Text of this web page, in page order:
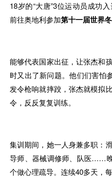
18岁的“大唐”3位运动员成功
前往奥地利参加第十一届世界
能够代表国家出征，让张杰和
时又出了新问题。他们们害怕
发令枪响就摔跤，张杰就模拟
令，反反复复训练。
集训期间，她一人身兼多职：
导师、器械调修师、队医……
个做心理疏导。连续40多天，